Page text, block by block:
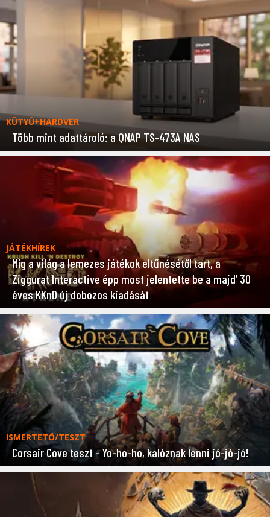
KÜTYÜ+HARDVER
Több mint adattároló: a QNAP TS-473A NAS
JÁTÉKHÍREK
Míg a világ a lemezes játékok eltűnésétől tart, a
Ziggurat Interactive épp most jelentette be a majd’ 30
éves KKnD új dobozos kiadását
ISMERTETŐ/TESZT
Corsair Cove teszt – Yo-ho-ho, kalóznak lenni jó-jó-jó!